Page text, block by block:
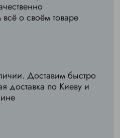
о своём товаре
Доставим быстро
доставка по Киеву и